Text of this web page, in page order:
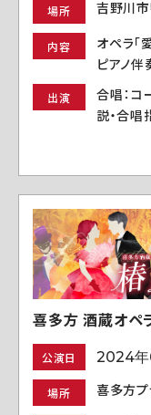
場所 吉野川
内容
オペラ「
ピアノ
出演
合唱：コ
説・合唱
喜多方 酒蔵オペ
公演日 2024年
場所 喜多方